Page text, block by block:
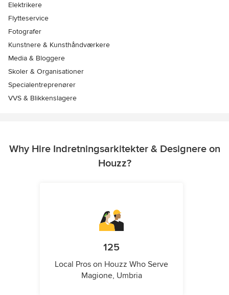
Elektrikere
Flytteservice
Fotografer
Kunstnere & Kunsthåndværkere
Media & Bloggere
Skoler & Organisationer
Specialentreprenører
VVS & Blikkenslagere
Why Hire Indretningsarkitekter & Designere on
Houzz?
125
Local Pros on Houzz Who Serve
Magione, Umbria